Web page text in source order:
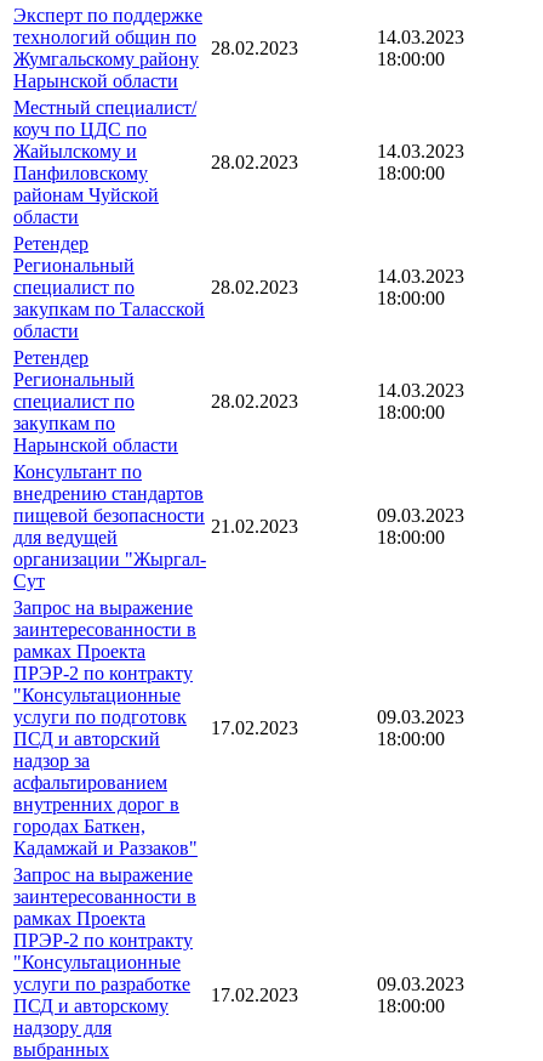
Эксперт по поддержке
технологий общин по
Жумгальскому району
Нарынской области
28.02.2023
14.03.2023
18:00:00
Местный специалист/
коуч по ЦДС по
Жайылскому и
Панфиловскому
районам Чуйской
области
28.02.2023
14.03.2023
18:00:00
Ретендер
Региональный
специалист по
закупкам по Таласской
области
28.02.2023
14.03.2023
18:00:00
Ретендер
Региональный
специалист по
закупкам по
Нарынской области
28.02.2023
14.03.2023
18:00:00
Консультант по
внедрению стандартов
пищевой безопасности
для ведущей
организации "Жыргал-
Сут
21.02.2023
09.03.2023
18:00:00
Запрос на выражение
заинтересованности в
рамках Проекта
ПРЭР-2 по контракту
"Консультационные
услуги по подготовк
ПСД и авторский
надзор за
асфальтированием
внутренних дорог в
городах Баткен,
Кадамжай и Раззаков"
17.02.2023
09.03.2023
18:00:00
Запрос на выражение
заинтересованности в
рамках Проекта
ПРЭР-2 по контракту
"Консультационные
услуги по разработке
ПСД и авторскому
надзору для
выбранных
17.02.2023
09.03.2023
18:00:00